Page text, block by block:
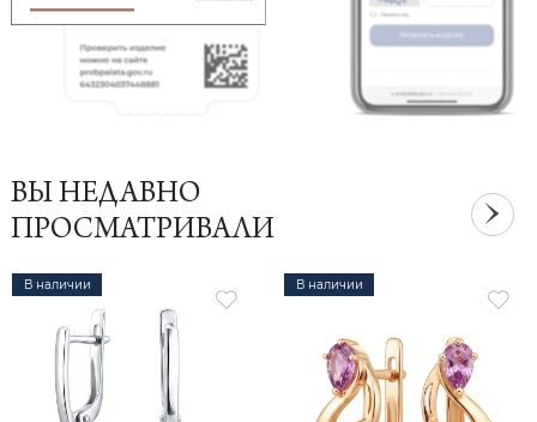
ВЫ НЕДАВНО
ПРОСМАТРИВАЛИ
В наличии В наличии